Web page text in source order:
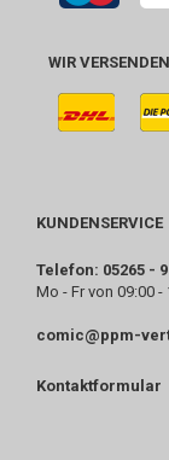
WIR
KUNDENSERVICE
Telefon: 05265 - 9
Mo - Fr von 09:00 -
comic@ppm-
Kontaktformular